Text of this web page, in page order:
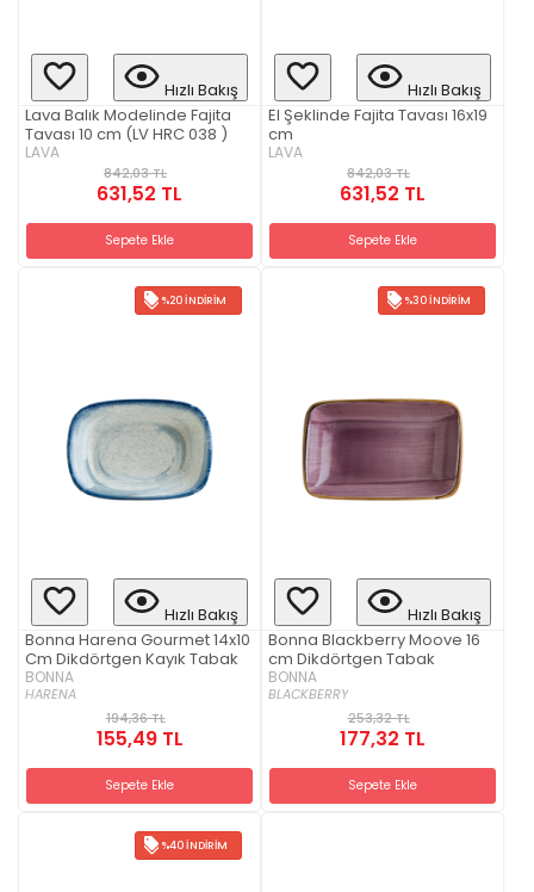
Hızlı Bakış
Lava Balık Modelinde Fajita
Tavası 10 cm (LV HRC 038 )
LAVA
842,03 TL
631,52 TL
Sepete Ekle
Hızlı Bakış
El Şeklinde Fajita Tavası 16x19
cm
LAVA
842,03 TL
631,52 TL
Sepete Ekle
%20 İNDIRIM
Hızlı Bakış
Bonna Harena Gourmet 14x10
Cm Dikdörtgen Kayık Tabak
BONNA
HARENA
194,36 TL
155,49 TL
Sepete Ekle
%30 İNDIRIM
Hızlı Bakış
Bonna Blackberry Moove 16
cm Dikdörtgen Tabak
BONNA
BLACKBERRY
253,32 TL
177,32 TL
Sepete Ekle
%40 İNDIRIM